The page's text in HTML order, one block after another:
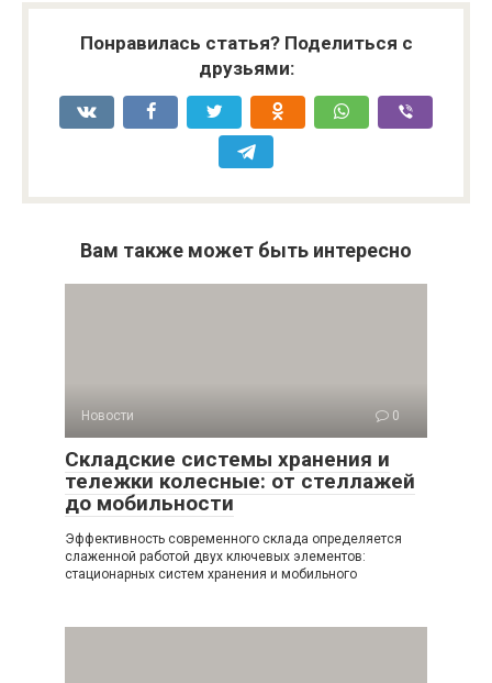
Понравилась статья? Поделиться с
друзьями:
Вам также может быть интересно
Новости 0
Складские системы хранения и
тележки колесные: от стеллажей
до мобильности
Эффективность современного склада определяется
слаженной работой двух ключевых элементов:
стационарных систем хранения и мобильного